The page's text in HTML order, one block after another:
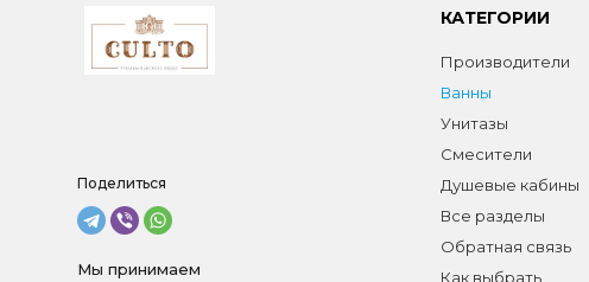
Поделиться
Мы принимаем
КАТЕГОРИИ
Производители
Ванны
Унитазы
Смесители
Душевые кабины
Все разделы
Обратная связь
Как выбрать